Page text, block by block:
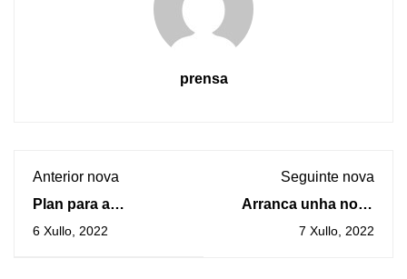
prensa
Anterior nova
Plan para a
implementación dos
6 Xullo, 2022
Seguinte nova
Arranca unha nova
edición do
7 Xullo, 2022